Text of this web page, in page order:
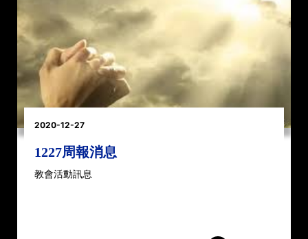
2020-12-27
1227周報消息
教會活動訊息